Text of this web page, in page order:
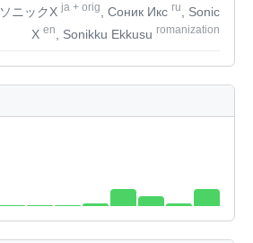
ソニックXja + orig , Соник Икс ru
, Sonic
X en , Sonikku Ekkusu romanization